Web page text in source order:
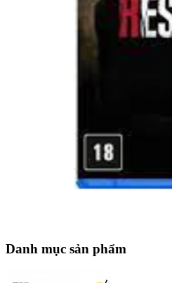
Danh mục sản phẩm